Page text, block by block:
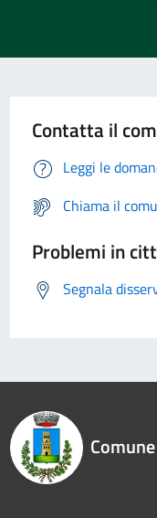
Contatta il
Leggi le
Chiama il
Problemi in
Segnala